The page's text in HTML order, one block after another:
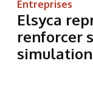
Entreprises
Elsyca
renforcer
simulation